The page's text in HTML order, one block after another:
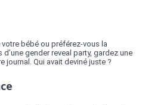
bébé ou préférez-vous la
gender reveal party, gardez une
journal. Qui avait deviné juste ?